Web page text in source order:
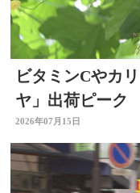
ビタミンCやカ
ヤ」出荷ピーク
きわけ収穫作業
2026年07月15日